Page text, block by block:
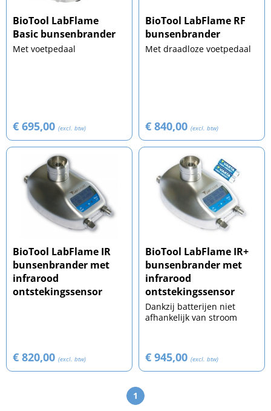
BioTool LabFlame
Basic bunsenbrander
Met voetpedaal
€ 695,00 (excl. btw)
BioTool LabFlame RF
bunsenbrander
Met draadloze voetpedaal
€ 840,00 (excl. btw)
BioTool LabFlame IR
bunsenbrander met
infrarood
ontstekingssensor
€ 820,00 (excl. btw)
BioTool LabFlame IR+
bunsenbrander met
infrarood
ontstekingssensor
Dankzij batterijen niet
afhankelijk van stroom
€ 945,00 (excl. btw)
1